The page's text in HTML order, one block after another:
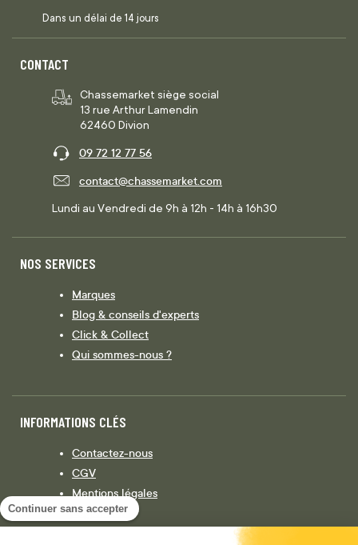
Continuer sans accepter
Dans un délai de 14 jours
CONTACT
Chassemarket siège social
13 rue Arthur Lamendin
62460 Divion
09 72 12 77 56
contact@chassemarket.com
Lundi au Vendredi de 9h à 12h - 14h à 16h30
NOS SERVICES
Marques
Blog & conseils d'experts
Click & Collect
Qui sommes-nous ?
INFORMATIONS CLÉS
Contactez-nous
CGV
Mentions légales
Législation